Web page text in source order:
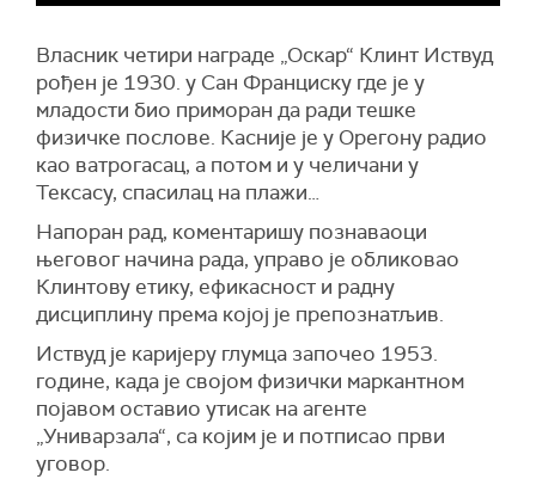
Власник четири награде „Оскар“ Клинт Иствуд
рођен је 1930. у Сан Франциску где је у
младости био приморан да ради тешке
физичке послове. Касније је у Орегону радио
као ватрогасац, а потом и у челичани у
Тексасу, спасилац на плажи…
Напоран рад, коментаришу познаваоци
његовог начина рада, управо је обликовао
Клинтову етику, ефикасност и радну
дисциплину према којој је препознатљив.
Иствуд је каријеру глумца започео 1953.
године, када је својом физички маркантном
појавом оставио утисак на агенте
„Униварзала“, са којим је и потписао први
уговор.